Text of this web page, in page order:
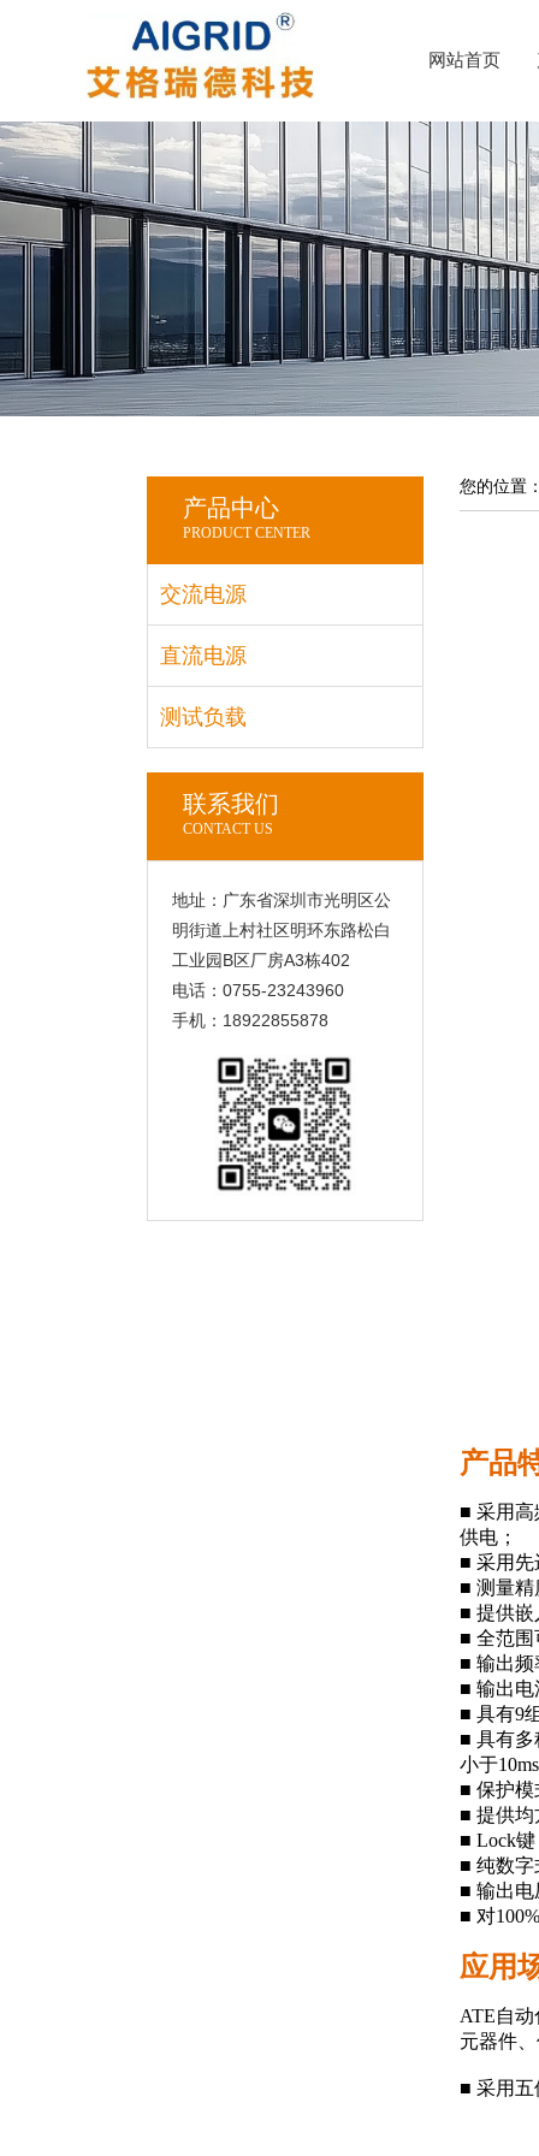
网站首页
您的位置
产品
■ 采用
供电；
■ 采用
■ 测量
■ 提供嵌
■ 全范围
■ 输出频
■ 输出
■ 具有9
■ 具有多
小于
■ 保护
■ 提供
■ Lock
■ 纯数
■ 输出电
■ 对
应用
ATE自
元器件
■ 采用五
产品中心
PRODUCT CENTER
交流电源
直流电源
测试负载
联系我们
CONTACT US
地址：广东省深圳市光明区公
明街道上村社区明环东路松白
工业园B区厂房A3栋402
电话：0755-23243960
手机：18922855878